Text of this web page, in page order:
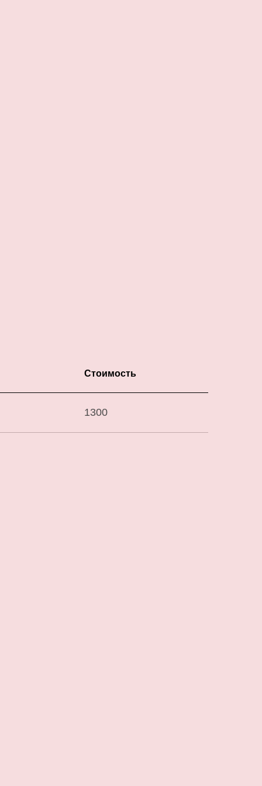
Стоимость
1300